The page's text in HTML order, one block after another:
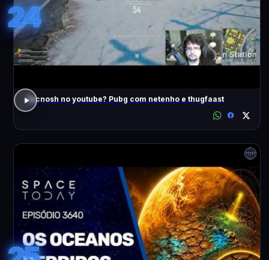
24
Tecnosh no youtube? Pubg com netenho e thugfaast